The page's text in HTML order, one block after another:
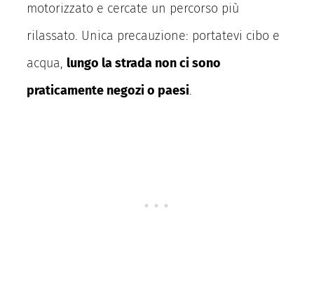
motorizzato e cercate un percorso più
rilassato. Unica precauzione: portatevi cibo e
acqua, lungo la strada non ci sono
praticamente negozi o paesi.